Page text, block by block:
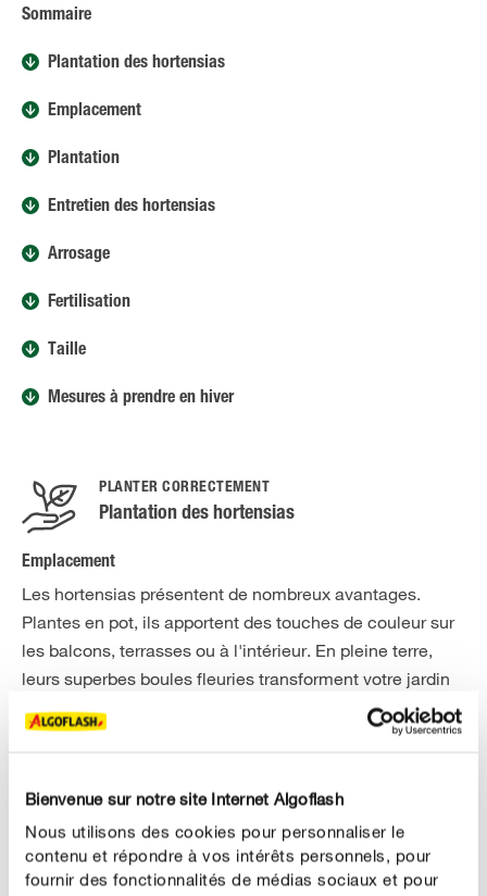
Bienvenue sur notre site Internet Algoflash
Nous utilisons des cookies pour personnaliser le
contenu et répondre à vos intérêts personnels, pour
fournir des fonctionnalités de médias sociaux et pour
Sommaire
Plantation des hortensias
Emplacement
Plantation
Entretien des hortensias
Arrosage
Fertilisation
Taille
Mesures à prendre en hiver
PLANTER CORRECTEMENT
Plantation des hortensias
Emplacement
Les hortensias présentent de nombreux avantages.
Plantes en pot, ils apportent des touches de couleur sur
les balcons, terrasses ou à l'intérieur. En pleine terre,
leurs superbes boules fleuries transforment votre jardin
en océan de fleurs. Les hortensias préfèrent un
emplacement mi-ombre et aéré. Ils doivent être protégés
Rempotez les hortensias tous les deux à quatre ans, en
fonction de l'âge de la plante. Utilisez unterreau spécial